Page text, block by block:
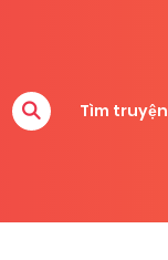
Tìm truyện